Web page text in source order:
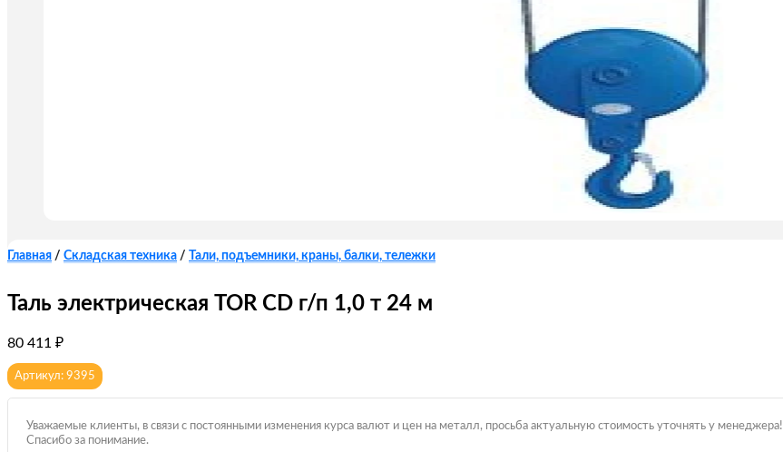
Главная / Складская техника / Тали, подъемники, краны, балки, тележки
Таль электрическая TOR CD г/п 1,0 т 24 м
80 411 ₽
Артикул: 9395
Уважаемые клиенты, в связи с постоянными изменения курса валют и цен на металл, просьба актуальную стоимость уточнять у менеджера!
Спасибо за понимание.